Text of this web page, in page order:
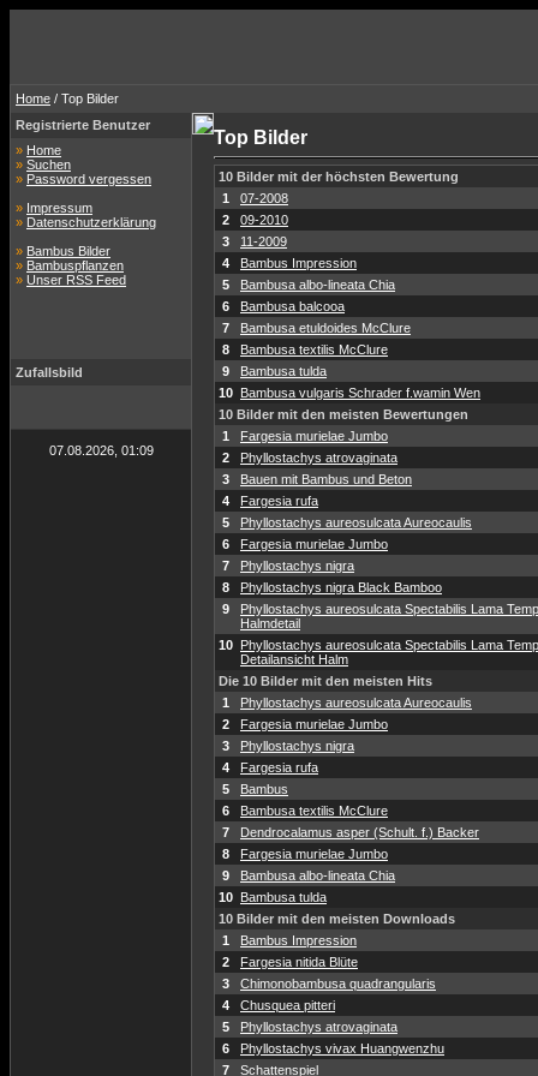
Home / Top Bilder
Registrierte Benutzer
» Home
» Suchen
» Password vergessen
» Impressum
» Datenschutzerklärung
» Bambus Bilder
» Bambuspflanzen
» Unser RSS Feed
Zufallsbild
07.08.2026, 01:09
Top Bilder
10 Bilder mit der höchsten Bewertung
1
07-2008
2
09-2010
3
11-2009
4
Bambus Impression
5
Bambusa albo-lineata Chia
6
Bambusa balcooa
7
Bambusa etuldoides McClure
8
Bambusa textilis McClure
9
Bambusa tulda
10 Bambusa vulgaris Schrader f.wamin Wen
10 Bilder mit den meisten Bewertungen
1
Fargesia murielae Jumbo
2
Phyllostachys atrovaginata
3
Bauen mit Bambus und Beton
4
Fargesia rufa
5
Phyllostachys aureosulcata Aureocaulis
6
Fargesia murielae Jumbo
7
Phyllostachys nigra
8
Phyllostachys nigra Black Bamboo
9
Phyllostachys aureosulcata Spectabilis Lama
Halmdetail
10 Phyllostachys aureosulcata Spectabilis Lama
Detailansicht Halm
Die 10 Bilder mit den meisten Hits
1
Phyllostachys aureosulcata Aureocaulis
2
Fargesia murielae Jumbo
3
Phyllostachys nigra
4
Fargesia rufa
5
Bambus
6
Bambusa textilis McClure
7
Dendrocalamus asper (Schult. f.) Backer
8
Fargesia murielae Jumbo
9
Bambusa albo-lineata Chia
10 Bambusa tulda
10 Bilder mit den meisten Downloads
1
Bambus Impression
2
Fargesia nitida Blüte
3
Chimonobambusa quadrangularis
4
Chusquea pitteri
5
Phyllostachys atrovaginata
6
Phyllostachys vivax Huangwenzhu
7
Schattenspiel